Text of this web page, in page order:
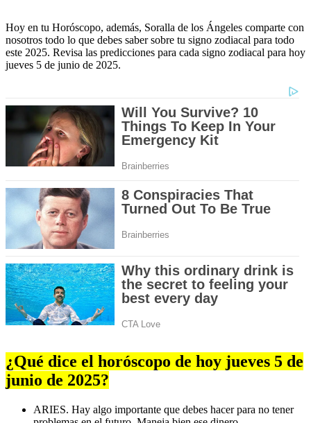
Hoy en tu Horóscopo, además, Soralla de los Ángeles comparte con
nosotros todo lo que debes saber sobre tu signo zodiacal para todo
este 2025. Revisa las predicciones para cada signo zodiacal para hoy
jueves 5 de junio de 2025.
¿Qué dice el horóscopo de hoy jueves 5 de
junio de 2025?
ARIES. Hay algo importante que debes hacer para no tener